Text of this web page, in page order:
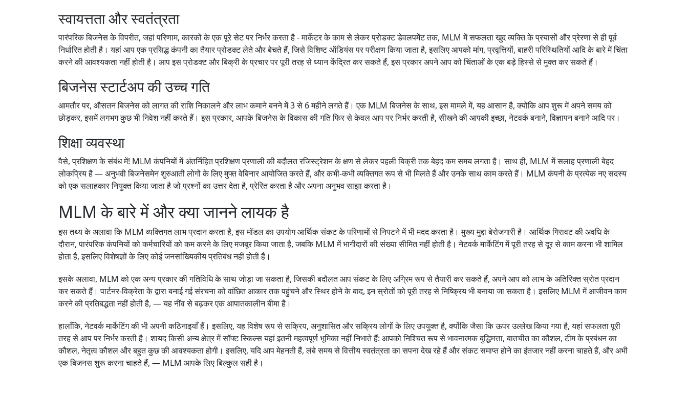
स्वायत्तता और स्वतंत्रता
पारंपरिक बिजनेस के विपरीत, जहां परिणाम, कारकों के एक पूरे सेट पर निर्भर करता है - मार्केटर के काम से लेकर प्रोडक्ट डेवलपमेंट तक, MLM में सफलता खुद व्यक्ति के प्रयासों और प्रेरणा से ही पूर्व
निर्धारित होती है। यहां आप एक प्रसिद्ध कंपनी का तैयार प्रोडक्ट लेते और बेचते हैं, जिसे विशिष्ट ऑडियंस पर परीक्षण किया जाता है, इसलिए आपको मांग, प्रवृत्तियों, बाहरी परिस्थितियों आदि के बारे में चिंता
करने की आवश्यकता नहीं होती है। आप इस प्रोडक्ट और बिक्री के प्रचार पर पूरी तरह से ध्यान केंद्रित कर सकते हैं, इस प्रकार अपने आप को चिंताओं के एक बड़े हिस्से से मुक्त कर सकते हैं।
बिजनेस स्टार्टअप की उच्च गति
आमतौर पर, औसतन बिजनेस को लागत की राशि निकालने और लाभ कमाने बनने में 3 से 6 महीने लगते हैं। एक MLM बिजनेस के साथ, इस मामले में, यह आसान है, क्योंकि आप शुरू में अपने समय को
छोड़कर, इसमें लगभग कुछ भी निवेश नहीं करते हैं। इस प्रकार, आपके बिजनेस के विकास की गति फिर से केवल आप पर निर्भर करती है, सीखने की आपकी इच्छा, नेटवर्क बनाने, विज्ञापन बनाने आदि पर।
शिक्षा व्यवस्था
वैसे, प्रशिक्षण के संबंध में! MLM कंपनियों में अंतर्निहित प्रशिक्षण प्रणाली की बदौलत रजिस्ट्रेशन के क्षण से लेकर पहली बिक्री तक बेहद कम समय लगता है। साथ ही, MLM में सलाह प्रणाली बेहद
लोकप्रिय है — अनुभवी बिजनेसमेन शुरुआती लोगों के लिए मुफ्त वेबिनार आयोजित करते हैं, और कभी-कभी व्यक्तिगत रूप से भी मिलते हैं और उनके साथ काम करते हैं। MLM कंपनी के प्रत्येक नए सदस्य
को एक सलाहकार नियुक्त किया जाता है जो प्रश्नों का उत्तर देता है, प्रेरित करता है और अपना अनुभव साझा करता है।
MLM के बारे में और क्या जानने लायक है
इस तथ्य के अलावा कि MLM व्यक्तिगत लाभ प्रदान करता है, इस मॉडल का उपयोग आर्थिक संकट के परिणामों से निपटने में भी मदद करता है। मुख्य मुद्दा बेरोजगारी है। आर्थिक गिरावट की अवधि के
दौरान, पारंपरिक कंपनियों को कर्मचारियों को कम करने के लिए मजबूर किया जाता है, जबकि MLM में भागीदारों की संख्या सीमित नहीं होती है। नेटवर्क मार्केटिंग में पूरी तरह से दूर से काम करना भी शामिल
होता है, इसलिए विशेषज्ञों के लिए कोई जनसांख्यिकीय प्रतिबंध नहीं होती हैं।
इसके अलावा, MLM को एक अन्य प्रकार की गतिविधि के साथ जोड़ा जा सकता है, जिसकी बदौलत आप संकट के लिए अग्रिम रूप से तैयारी कर सकते हैं, अपने आप को लाभ के अतिरिक्त स्रोत प्रदान
कर सकते हैं। पार्टनर-विक्रेता के द्वारा बनाई गई संरचना को वांछित आकार तक पहुंचने और स्थिर होने के बाद, इन स्रोतों को पूरी तरह से निष्क्रिय भी बनाया जा सकता है। इसलिए MLM में आजीवन काम
करने की प्रतिबद्धता नहीं होती है, — यह नींव से बढ़कर एक आपातकालीन बीमा है।
हालाँकि, नेटवर्क मार्केटिंग की भी अपनी कठिनाइयाँ हैं। इसलिए, यह विशेष रूप से सक्रिय, अनुशासित और सक्रिय लोगों के लिए उपयुक्त है, क्योंकि जैसा कि ऊपर उल्लेख किया गया है, यहां सफलता पूरी
तरह से आप पर निर्भर करती है। शायद किसी अन्य क्षेत्र में सॉफ्ट स्किल्स यहां इतनी महत्वपूर्ण भूमिका नहीं निभाते हैं: आपको निश्चित रूप से भावनात्मक बुद्धिमत्ता, बातचीत का कौशल, टीम के प्रबंधन का
कौशल, नेतृत्व कौशल और बहुत कुछ की आवश्यकता होगी। इसलिए, यदि आप मेहनती हैं, लंबे समय से वित्तीय स्वतंत्रता का सपना देख रहे हैं और संकट समाप्त होने का इंतजार नहीं करना चाहते हैं, और अभी
एक बिजनस शुरू करना चाहते हैं, — MLM आपके लिए बिल्कुल सही है।